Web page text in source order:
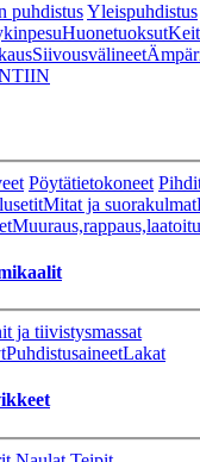
puhdistusYleispuhdistus
Huonetuoksut
Siivousvälineet
Pöytätietokoneet
Mitat ja suorakulmat
ja tiivistysmassat
PuhdistusaineetLakat